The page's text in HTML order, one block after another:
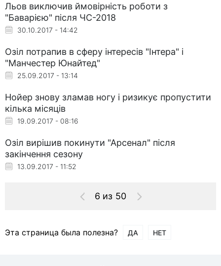
Льов виключив ймовірність роботи з
"Баварією" після ЧС-2018
30.10.2017 - 14:42
Озіл потрапив в сферу інтересів "Інтера" і
"Манчестер Юнайтед"
25.09.2017 - 13:14
Нойер знову зламав ногу і ризикує пропустити
кілька місяців
19.09.2017 - 08:16
Озіл вирішив покинути "Арсенал" після
закінчення сезону
13.09.2017 - 11:52
6 из 50
Эта страница была полезна? ДА НЕТ